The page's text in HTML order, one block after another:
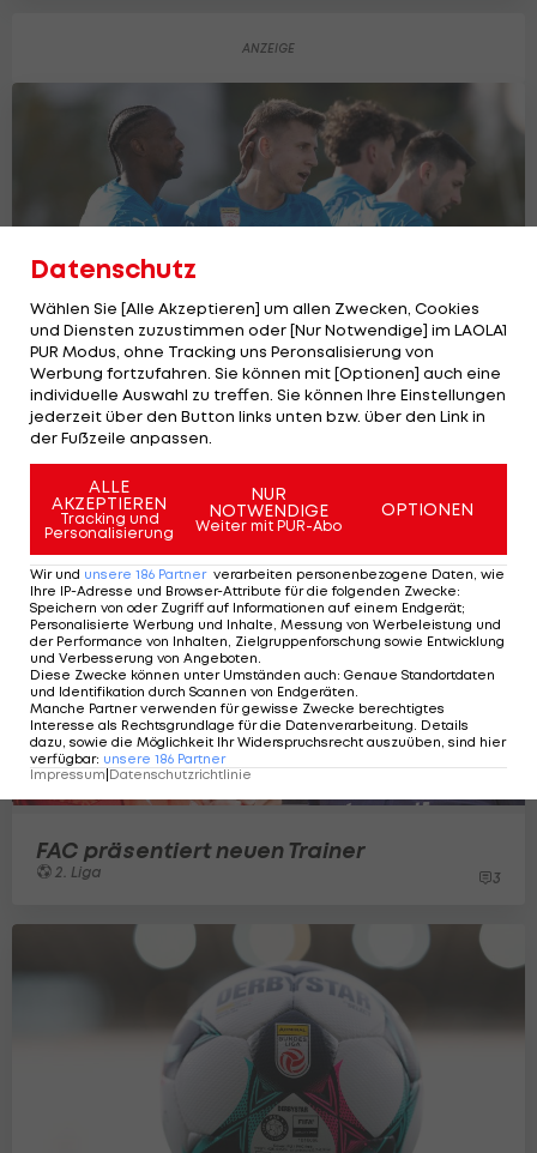
FAC und SW Bregenz: Lizenz-
Entscheidung gefallen!
2. Liga
FAC präsentiert neuen Trainer
2. Liga 3
Datenschutz
Wählen Sie [Alle Akzeptieren] um allen Zwecken, Cookies
und Diensten zuzustimmen oder [Nur Notwendige] im LAOLA1
PUR Modus, ohne Tracking uns Peronsalisierung von
Werbung fortzufahren. Sie können mit [Optionen] auch eine
individuelle Auswahl zu treffen. Sie können Ihre Einstellungen
jederzeit über den Button links unten bzw. über den Link in
der Fußzeile anpassen.
ALLE
AKZEPTIEREN
Tracking und
Personalisierung
NUR
NOTWENDIGE
Weiter mit PUR-Abo
OPTIONEN
Wir und unsere 186 Partner verarbeiten personenbezogene Daten, wie
Ihre IP-Adresse und Browser-Attribute für die folgenden Zwecke:
Speichern von oder Zugriff auf Informationen auf einem Endgerät;
Personalisierte Werbung und Inhalte, Messung von Werbeleistung und
der Performance von Inhalten, Zielgruppenforschung sowie Entwicklung
und Verbesserung von Angeboten.
Diese Zwecke können unter Umständen auch: Genaue Standortdaten
und Identifikation durch Scannen von Endgeräten.
Manche Partner verwenden für gewisse Zwecke berechtigtes
Interesse als Rechtsgrundlage für die Datenverarbeitung. Details
dazu, sowie die Möglichkeit Ihr Widerspruchsrecht auszuüben, sind hier
verfügbar: unsere 186 Partner
Impressum Datenschutzrichtlinie